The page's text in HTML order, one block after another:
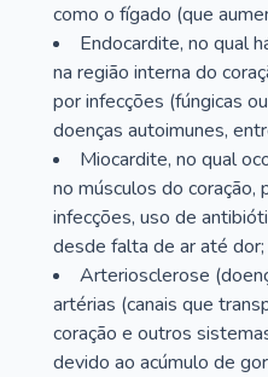
como o fígado (que
Endocardite, no qual
na região interna do
por infecções (fúngicas
doenças autoimunes,
Miocardite, no qual
no músculos do
infecções, uso de
desde falta de ar até dor;
Arteriosclerose
artérias (canais que
coração e outros
devido ao acúmulo de